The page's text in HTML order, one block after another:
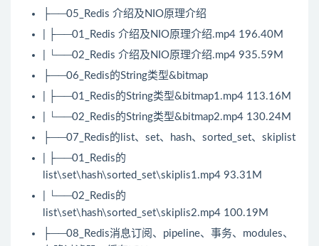
├──05_
Redis 介绍及NIO原理介绍
| ├──01_
Redis 介绍及NIO原理介绍.mp4 196.40M
| └──02_Redis 介绍及NIO原理介绍.mp4 935.59M
├──06_Redis的String类型&bitmap
| ├──01_Redis的String类型&bitmap1.mp4 113.16M
| └──02_Redis的String类型&bitmap2.mp4 130.24M
├──07_Redis的list、set、hash、sorted_set、skiplist
| ├──01_Redis的
list\set\hash\sorted_set\skiplis1.mp4 93.31M
| └──02_Redis的
list\set\hash\sorted_set\skiplis2.mp4 100.19M
├──08_Redis消息订阅、pipeline、事务、modules、